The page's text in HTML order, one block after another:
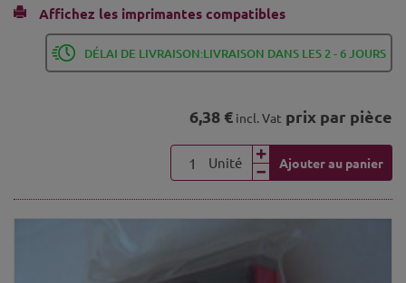
Affichez les imprimantes compatibles
DÉLAI DE LIVRAISON:LIVRAISON DANS LES 2 - 6 JOURS
6,38 € incl. Vat prix par pièce
Unité Ajouter au panier